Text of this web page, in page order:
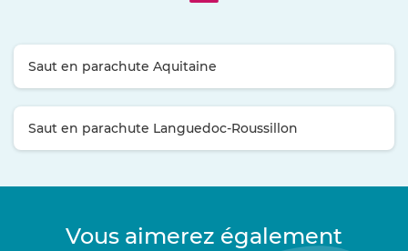
Saut en parachute Aquitaine
Saut en parachute Languedoc-Roussillon
Vous aimerez également